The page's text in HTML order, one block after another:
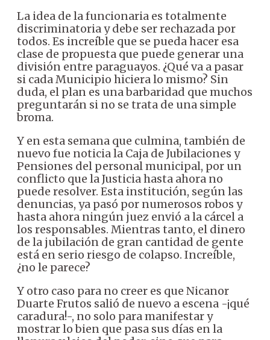
La idea de la funcionaria es totalmente
discriminatoria y debe ser rechazada por
todos. Es increíble que se pueda hacer esa
clase de propuesta que puede generar una
división entre paraguayos. ¿Qué va a pasar
si cada Municipio hiciera lo mismo? Sin
duda, el plan es una barbaridad que muchos
preguntarán si no se trata de una simple
broma.
Y en esta semana que culmina, también de
nuevo fue noticia la Caja de Jubilaciones y
Pensiones del personal municipal, por un
conflicto que la Justicia hasta ahora no
puede resolver. Esta institución, según las
denuncias, ya pasó por numerosos robos y
hasta ahora ningún juez envió a la cárcel a
los responsables. Mientras tanto, el dinero
de la jubilación de gran cantidad de gente
está en serio riesgo de colapso. Increíble,
¿no le parece?
Y otro caso para no creer es que Nicanor
Duarte Frutos salió de nuevo a escena -¡qué
caradura!-, no solo para manifestar y
mostrar lo bien que pasa sus días en la